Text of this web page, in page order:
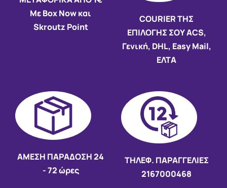
Με Box Now και
Skroutz Point
COURIER ΤΗΣ
ΕΠΙΛΟΓΗΣ ΣΟΥ ACS,
Γενική, DHL, Easy Mail,
ΕΛΤΑ
AMEΣΗ ΠΑΡΑΔΟΣΗ24
- 72 ώρες
ΤΗΛΕΦ. ΠΑΡΑΓΓΕΛΙΕΣ
2167000468